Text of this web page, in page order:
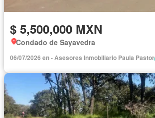
$ 5,500,000 MXN
Condado de Sayavedra
06/07/2026 en - Asesores Inmobiliario Paula Pastor